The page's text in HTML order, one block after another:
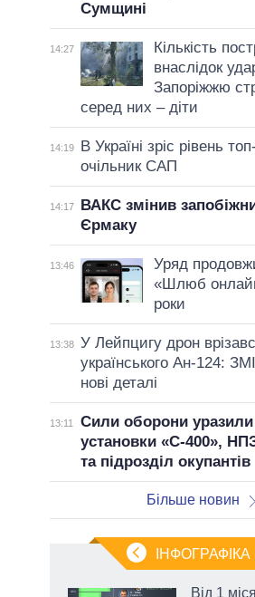
Сумщині
14:27
Кількість
внаслідок
Запоріжжю
серед них – діти
14:19
В Україні зріс рівень
очільник САП
14:17
ВАКС змінив
Єрмаку
13:46
Уряд
«Шлюб
роки
13:38 У Лейпцигу дрон
українського Ан-124:
нові деталі
13:11
Сили оборони уразили
установки «С-400»,
та підрозділ окупантів
Більше новин
ІНФОГРАФІКА
Від 1